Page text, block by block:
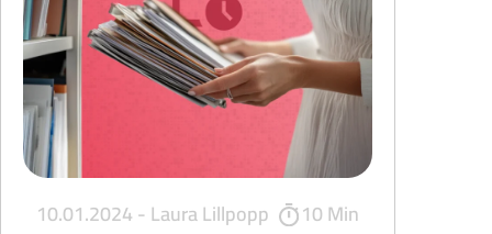
10.01.2024 -Laura Lillpopp 10 Min